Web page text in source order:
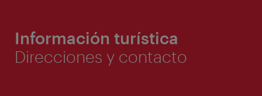
Información turística
Direcciones y contacto